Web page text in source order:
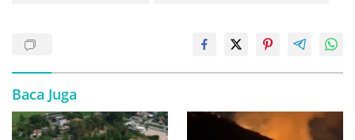
Baca Juga